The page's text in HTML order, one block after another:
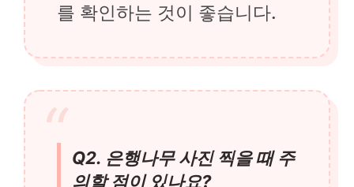
를 확인하는 것이 좋습니다.
Q2. 은행나무 사진 찍을 때 주
의할 점이 있나요?